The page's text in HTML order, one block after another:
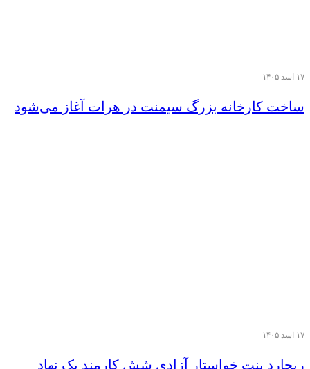
۱۷ اسد ۱۴۰۵
ساخت کارخانه بزرگ سیمنت در هرات آغاز می‌شود
۱۷ اسد ۱۴۰۵
ریچارد بنت خواستار آزادی شش کارمند یک نهاد